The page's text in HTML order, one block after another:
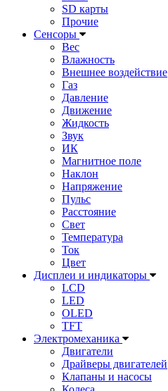
SD карты
Прочие
Сенсоры
Вес
Влажность
Внешнее воздействие
Газ
Давление
Движение
Жидкость
Звук
ИК
Магнитное поле
Наклон
Напряжение
Пульс
Расстояние
Свет
Температура
Ток
Цвет
Дисплеи и индикаторы
LCD
LED
OLED
TFT
Электромеханика
Двигатели
Драйверы двигателей
Клапаны и насосы